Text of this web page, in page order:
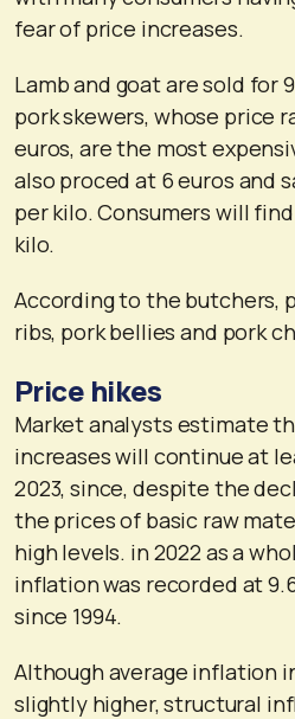
fear of price increases.
Lamb and goat are sold for
pork skewers, whose price
euros, are the most
also proced at 6 euros and
per kilo. Consumers will
kilo.
According to the butchers,
ribs, pork bellies and pork
Price hikes
Market analysts estimate
increases will continue at
2023, since, despite the
the prices of basic raw
high levels. in 2022 as a
inflation was recorded at
since 1994.
Although average inflation
slightly higher, structural